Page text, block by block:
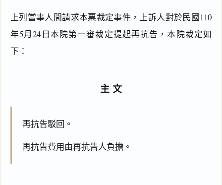
上列當事人間請求本票裁定事件，上訴人對於民國110
年5月24日本院第一審裁定提起再抗告，本院裁定如
下：
主文
再抗告駁回。
再抗告費用由再抗告人負擔。